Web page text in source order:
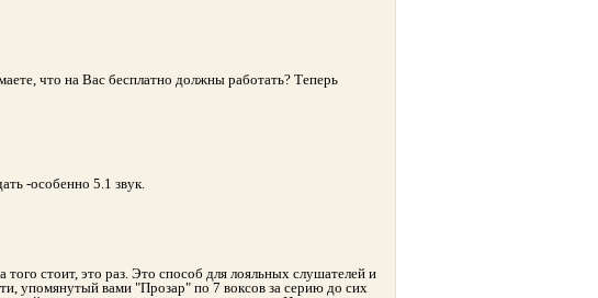
что на Вас бесплатно должны работать? Теперь
-особенно 5.1 звук.
стоит, это раз. Это способ для лояльных слушателей и
упомянутый вами "Прозар" по 7 воксов за серию до сих